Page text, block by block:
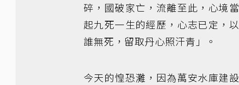
碎，國破家亡，流離至此，心境
起九死一生的經歷，心志已定，
誰無死，留取丹心照汗青」。
今天的惶恐灘，因為萬安水庫建